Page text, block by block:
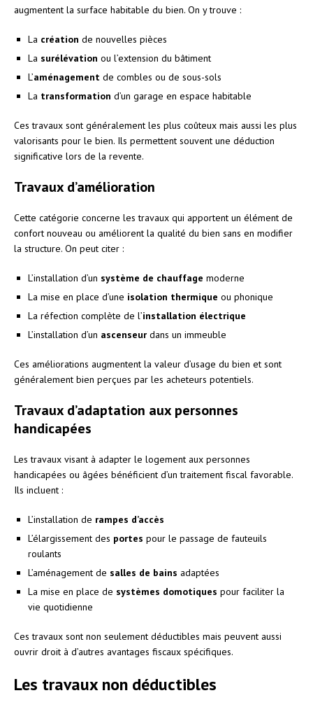
augmentent la surface habitable du bien. On y trouve :
La création de nouvelles pièces
La surélévation ou l’extension du bâtiment
L’aménagement de combles ou de sous-sols
La transformation d’un garage en espace habitable
Ces travaux sont généralement les plus coûteux mais aussi les plus
valorisants pour le bien. Ils permettent souvent une déduction
significative lors de la revente.
Travaux d’amélioration
Cette catégorie concerne les travaux qui apportent un élément de
confort nouveau ou améliorent la qualité du bien sans en modifier
la structure. On peut citer :
L’installation d’un système de chauffage moderne
La mise en place d’une isolation thermique ou phonique
La réfection complète de l’installation électrique
L’installation d’un ascenseur dans un immeuble
Ces améliorations augmentent la valeur d’usage du bien et sont
généralement bien perçues par les acheteurs potentiels.
Travaux d’adaptation aux personnes
handicapées
Les travaux visant à adapter le logement aux personnes
handicapées ou âgées bénéficient d’un traitement fiscal favorable.
Ils incluent :
L’installation de rampes d’accès
L’élargissement des portes pour le passage de fauteuils
roulants
L’aménagement de salles de bains adaptées
La mise en place de systèmes domotiques pour faciliter la
vie quotidienne
Ces travaux sont non seulement déductibles mais peuvent aussi
ouvrir droit à d’autres avantages fiscaux spécifiques.
Les travaux non déductibles